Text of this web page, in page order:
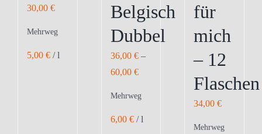
30,00 €
Mehrweg
5,00 € /l
Belgisch
Dubbel
36,00 €–
60,00 €
Mehrweg
6,00 €/l
für
mich
– 12
Flaschen
34,00€
Mehrweg